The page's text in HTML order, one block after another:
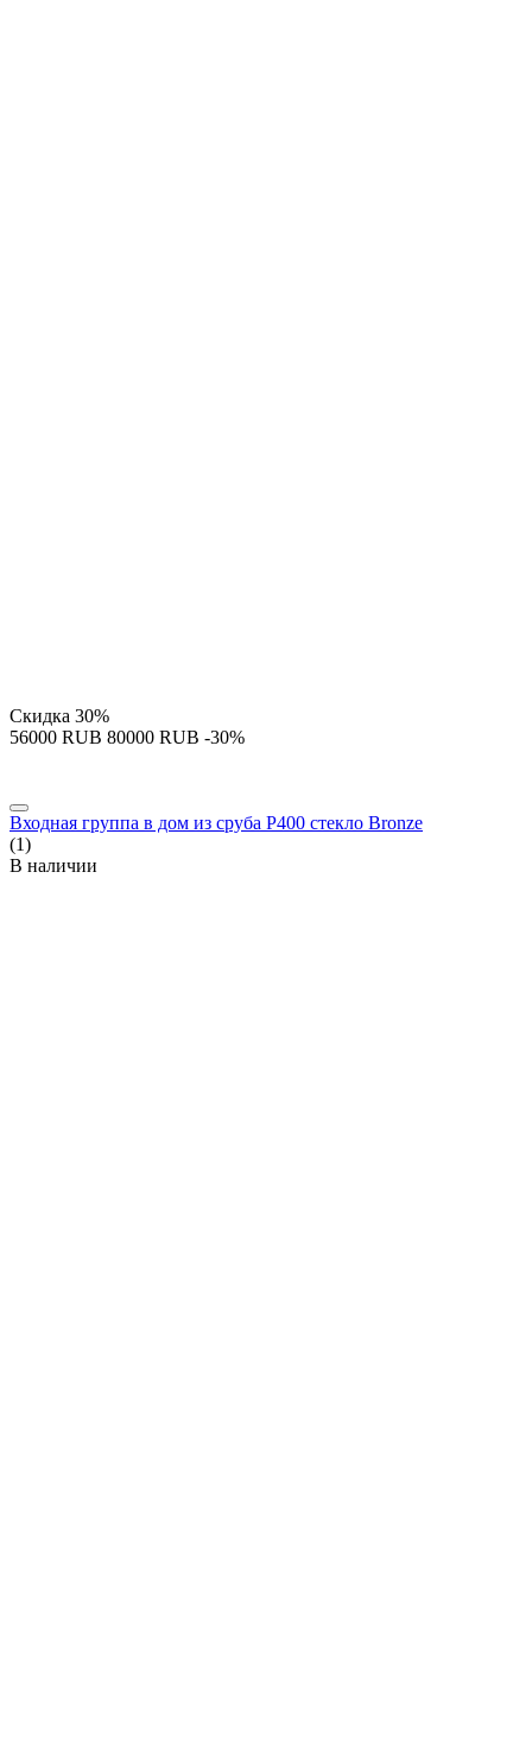
Скидка 30%
‍56000‍ RUB ‍80000‍ RUB -30%
Входная группа в дом из сруба P400 стекло Bronze
(1)
В наличии